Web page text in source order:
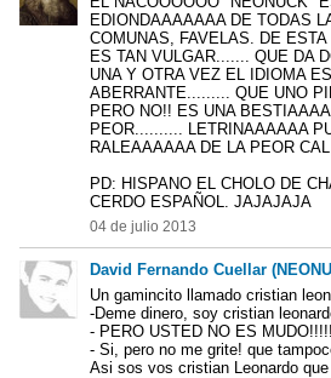
EDIONDAAAAAAA DE TODAS
COMUNAS, FAVELAS. DE
ES TAN VULGAR....... QUE DA
UNA Y OTRA VEZ EL IDIOMA
ABERRANTE......... QUE UNO
PERO NO!! ES UNA
PEOR.......... LETRINAAAAAA
RALEAAAAAA DE LA PEOR
PD: HISPANO EL CHOLO DE
CERDO ESPAÑOL. JAJAJAJA
04 de julio 2013
David Fernando Cuellar
Un gamincito llamado cristian
-Deme dinero, soy cristian
- PERO USTED NO ES
- Si, pero no me grite! que
Asi sos vos cristian Leonardo